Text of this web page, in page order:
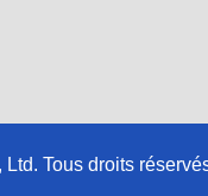
Tous droits